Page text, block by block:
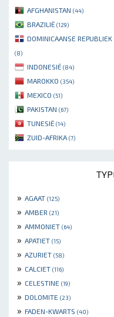
AFGHANISTAN (44)
BRAZILIË (129)
DOMINICAANSE REPUBLIEK
(8)
INDONESIË (84)
MAROKKO (354)
MEXICO (51)
PAKISTAN (67)
TUNESIË (14)
ZUID-AFRIKA (7)
» AGAAT (125)
» AMBER (21)
» AMMONIET (64)
» APATIET (15)
» AZURIET (58)
» CALCIET (116)
» CELESTINE (19)
» DOLOMITE (23)
» FADEN-KWARTS (40)